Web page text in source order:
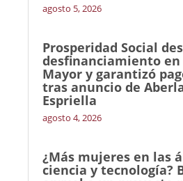
agosto 5, 2026
Prosperidad Social
desfinanciamiento en
Mayor y garantizó
tras anuncio de
Espriella
agosto 4, 2026
¿Más mujeres en las
ciencia y tecnología?